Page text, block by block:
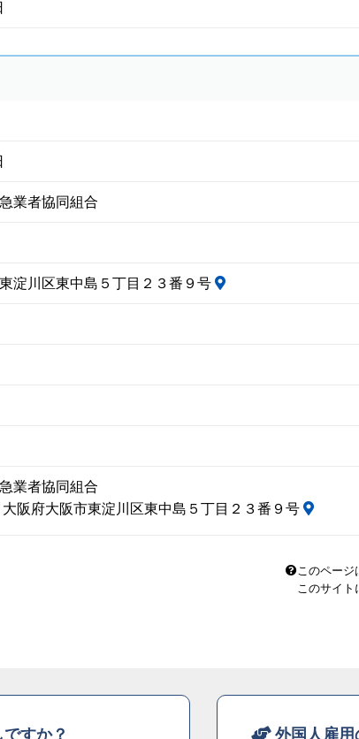
業者協同組合
淀川区東中島５丁目２３番９号
業者協同組合
阪府大阪市東淀川区東中島５丁目２３番９号
このページ
このサイト
すか？ 外国人雇用